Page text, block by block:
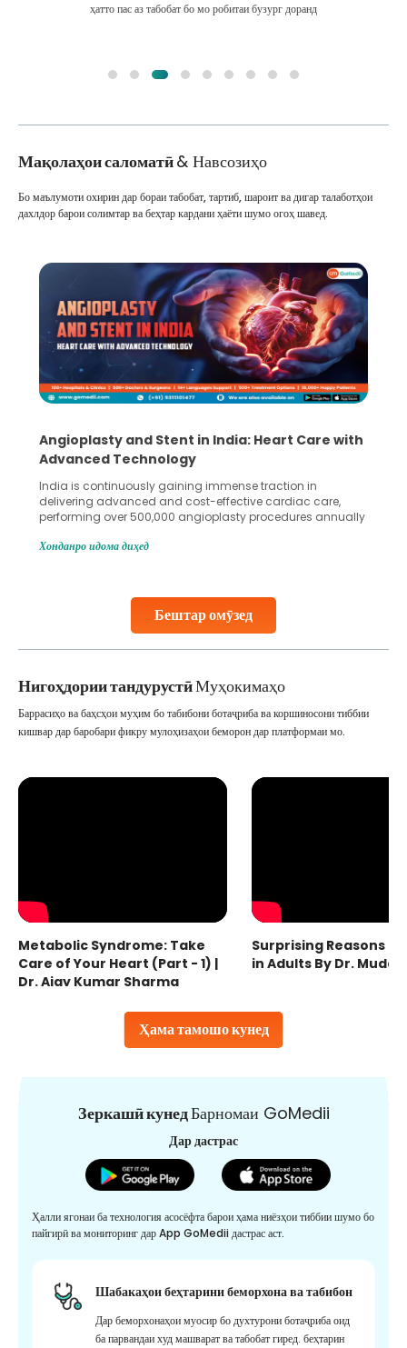
ҳатто пас аз табобат бо мо робитаи бузург доранд
Мақолаҳои саломатӣ& Навсозиҳо
Бештар омӯзед
Бо маълумоти охирин дар бораи табобат, тартиб, шароит ва дигар талаботҳои
дахлдор барои солимтар ва беҳтар кардани ҳаёти шумо огоҳ шавед.
Angioplasty and Stent in India: Heart Care with
Advanced Technology
India is continuously gaining immense traction in
delivering advanced and cost-effective cardiac care,
performing over 500,000 angioplasty procedures annually
globe are searching for treatments like angioplasty and
Studies, such as one published
Хонданро идома диҳед
Нигоҳдории тандурустӣМуҳокимаҳо
Ҳама тамошо кунед
Баррасиҳо ва баҳсҳои муҳим бо табибони ботаҷриба ва коршиносони тиббии
кишвар дар баробари фикру мулоҳизаҳои беморон дар платформаи мо.
Metabolic Syndrome: Take
Care of Your Heart (Part - 1) |
Dr. Ajay Kumar Sharma
Surprising Reasons
in Adults By Dr.
Зеркашӣ кунедБарномаи GoMedii
Дар дастрас
Ҳалли ягонаи ба технология асосёфта барои ҳама ниёзҳои тиббии шумо бо
пайгирӣ ва мониторинг дар App GoMedii дастрас аст.
Шабакаҳои беҳтарини беморхона ва табибон
Дар беморхонаҳои муосир бо духтурони ботаҷриба оид
ба парвандаи худ машварат ва табобат гиред. беҳтарин